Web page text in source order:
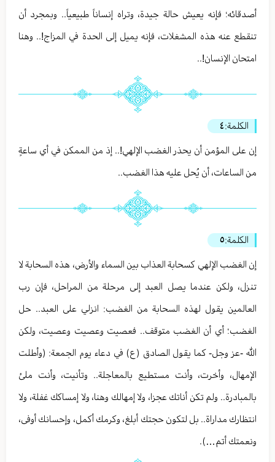
أصدقائه؛ فإنه يعيش حالة جيدة، وتراه إنساناً طبيعياً.. وبمجرد أن
تنقطع عنه هذه المشغلات، فإنه يميل إلى الحدة في المزاج!.. وهنا
امتحان الإنسان!..
الكلمة:٤
إن على المؤمن أن يحذر الغضب الإلهي!.. إذ من الممكن في أي ساعةٍ
من الساعات، أن يُحل عليه هذا الغضب..
الكلمة:٥
إن الغضب الإلهي كسحابة العذاب بين السماء والأرض، هذه السحابة لا
تنزل، ولكن عندما يصل العبد إلى مرحلة من المراحل، فإن رب
العالمين يقول لهذه السحابة من الغضب: انزلي على العبد.. حل
الغضب؛ أي أن الغضب متوقف.. فعصيت وعصيت وعصيت، ولكن
الله -عز وجل- كما يقول الصادق (ع) في دعاء يوم الجمعة: (وأطلت
الإمهال، وأخرت، وأنت مستطيع بالمعاجلة.. وتأنيت، وأنت ملئ
بالمبادرة.. ولم تكن أناتك عجزا، ولا إمهالك وهنا، ولا إمساكك غفلة، ولا
انتظارك مداراة.. بل لتكون حجتك أبلغ، وكرمك أكمل، وإحسانك أوفى،
ونعمتك أتم…).